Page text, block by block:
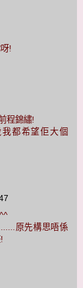
!
程錦繡!
都希望佢大個
原先構思唔係